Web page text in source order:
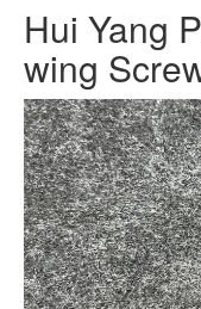
Hui Yang
wing